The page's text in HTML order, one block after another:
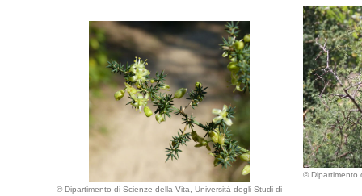
© Dipartimento di Scienze della Vita, Università degli Studi di
© Dipartimento